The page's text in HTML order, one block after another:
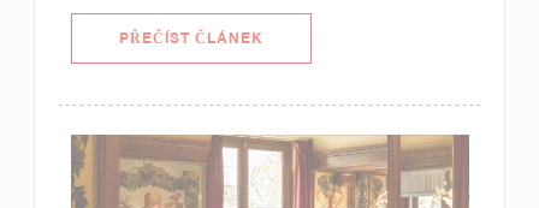
PŘEČÍST ČLÁNEK